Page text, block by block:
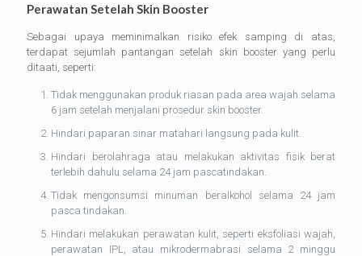
Perawatan Setelah Skin Booster
Sebagai upaya meminimalkan risiko efek samping di atas,
terdapat sejumlah pantangan setelah skin booster yang perlu
ditaati, seperti:
Tidak menggunakan produk riasan pada area wajah selama
6 jam setelah menjalani prosedur skin booster.
Hindari paparan sinar matahari langsung pada kulit.
Hindari berolahraga atau melakukan aktivitas fisik berat
terlebih dahulu selama 24 jam pascatindakan.
Tidak mengonsumsi minuman beralkohol selama 24 jam
pasca tindakan.
Hindari melakukan perawatan kulit, seperti eksfoliasi wajah,
perawatan IPL, atau mikrodermabrasi selama 2 minggu